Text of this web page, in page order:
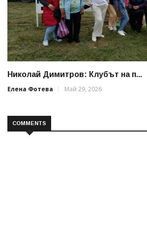
Николай Димитров: Клубът на п...
Елена Фотева
Май 29, 2026
COMMENTS